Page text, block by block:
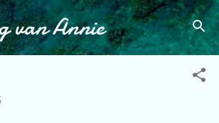
naar hoofdcontent
van Annie